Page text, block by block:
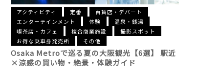
アクティビティ 定番
百貨店・デパート
エンターテインメント
体験
温泉・銭湯
喫茶店・カフェ
複合商業施設
撮影スポット
お得な乗車券発売所
その他
Osaka Metroで巡る夏の大阪観光【6選】
駅近
×涼感の買い物・絶景・体験ガイド